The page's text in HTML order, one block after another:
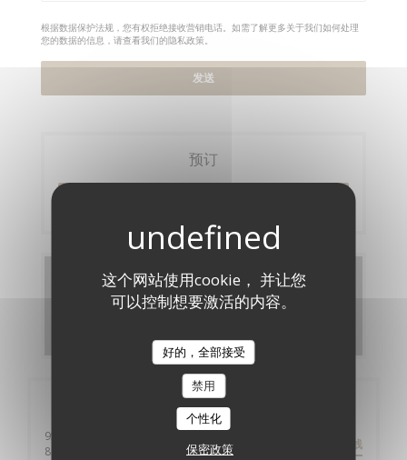
这个网站使用cookie， 并让您
可以控制想要激活的内容。
好的，全部接受
禁用
个性化
保密政策
根据数据保护法规，您有权拒绝接收营销电话。如需了解更多关于我们如何处理
您的数据的信息，请查看我们的隐私政策。
预订
菜单
一般信息
950 BD DU GENERAL SIZAIRE
80410 CAYEUX SUR MER
((在新窗口中打开)) 路线